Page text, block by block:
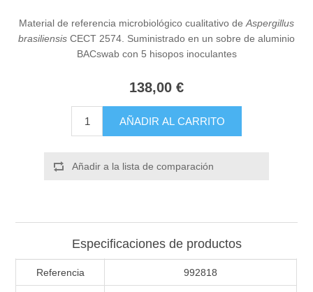
Material de referencia microbiológico cualitativo de Aspergillus
brasiliensis CECT 2574. Suministrado en un sobre de aluminio
BACswab con 5 hisopos inoculantes
138,00 €
AÑADIR AL CARRITO
Añadir a la lista de comparación
Especificaciones de productos
Referencia 992818